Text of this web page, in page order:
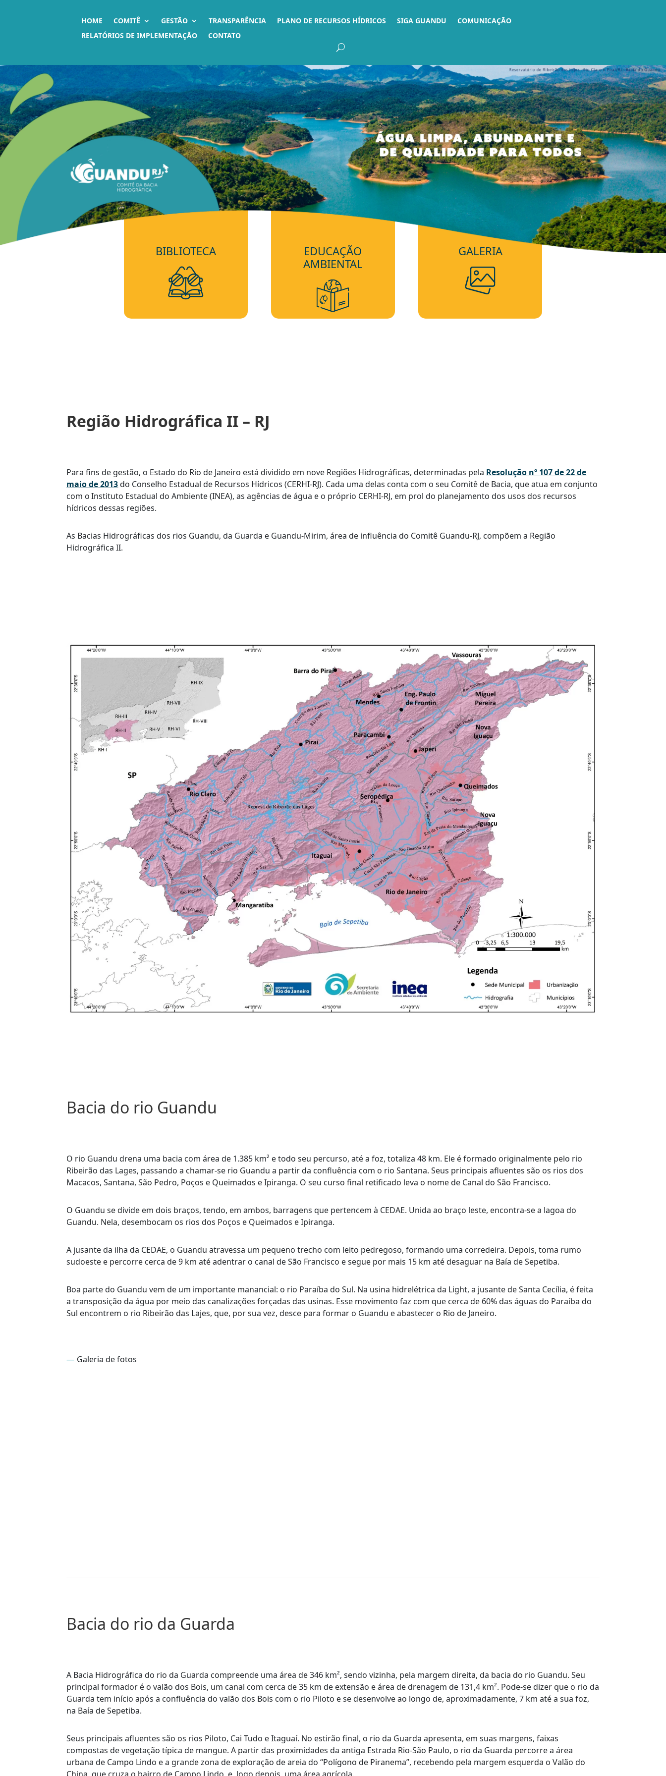
HOME COMITÊ GESTÃO TRANSPARÊNCIA PLANO DE RECURSOS HÍDRICOS SIGA GUANDU
COMUNICAÇÃO
RELATÓRIOS DE IMPLEMENTAÇÃO
CONTATO
BIBLIOTECA
EDUCAÇÃO
AMBIENTAL
GALERIA
Região Hidrográfica II – RJ
Para fins de gestão, o Estado do Rio de Janeiro está dividido em nove Regiões Hidrográficas, determinadas pela Resolução nº 107 de 22 de
maio de 2013do Conselho Estadual de Recursos Hídricos (CERHI-RJ). Cada uma delas conta com o seu Comitê de Bacia, que atua em conjunto
com o Instituto Estadual do Ambiente (INEA), as agências de água e o próprio CERHI-RJ, em prol do planejamento dos usos dos recursos
hídricos dessas regiões.
As Bacias Hidrográficas dos rios Guandu, da Guarda e Guandu-Mirim, área de influência do Comitê Guandu-RJ, compõem a Região
Hidrográfica II.
Bacia do rio Guandu
O rio Guandu drena uma bacia com área de 1.385 km² e todo seu percurso, até a foz, totaliza 48 km. Ele é formado originalmente pelo rio
Ribeirão das Lages, passando a chamar-se rio Guandu a partir da confluência com o rio Santana. Seus principais afluentes são os rios dos
Macacos, Santana, São Pedro, Poços e Queimados e Ipiranga. O seu curso final retificado leva o nome de Canal do São Francisco.
O Guandu se divide em dois braços, tendo, em ambos, barragens que pertencem à CEDAE. Unida ao braço leste, encontra-se a lagoa do
Guandu. Nela, desembocam os rios dos Poços e Queimados e Ipiranga.
A jusante da ilha da CEDAE, o Guandu atravessa um pequeno trecho com leito pedregoso, formando uma corredeira. Depois, toma rumo
sudoeste e percorre cerca de 9 km até adentrar o canal de São Francisco e segue por mais 15 km até desaguar na Baía de Sepetiba.
Boa parte do Guandu vem de um importante manancial: o rio Paraíba do Sul. Na usina hidrelétrica da Light, a jusante de Santa Cecília, é feita
a transposição da água por meio das canalizações forçadas das usinas. Esse movimento faz com que cerca de 60% das águas do Paraíba do
Sul encontrem o rio Ribeirão das Lajes, que, por sua vez, desce para formar o Guandu e abastecer o Rio de Janeiro.
Galeria de fotos
Bacia do rio da Guarda
A Bacia Hidrográfica do rio da Guarda compreende uma área de 346 km², sendo vizinha, pela margem direita, da bacia do rio Guandu. Seu
principal formador é o valão dos Bois, um canal com cerca de 35 km de extensão e área de drenagem de 131,4 km². Pode-se dizer que o rio da
Guarda tem início após a confluência do valão dos Bois com o rio Piloto e se desenvolve ao longo de, aproximadamente, 7 km até a sua foz,
na Baía de Sepetiba.
Seus principais afluentes são os rios Piloto, Cai Tudo e Itaguaí. No estirão final, o rio da Guarda apresenta, em suas margens, faixas
compostas de vegetação típica de mangue. A partir das proximidades da antiga Estrada Rio-São Paulo, o rio da Guarda percorre a área
urbana de Campo Lindo e a grande zona de exploração de areia do “Polígono de Piranema”, recebendo pela margem esquerda o Valão do